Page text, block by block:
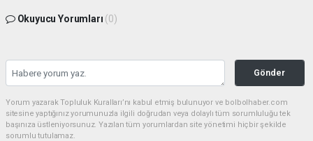
Okuyucu Yorumları (0)
Gönder
Yorum yazarak Topluluk Kuralları’nı kabul etmiş bulunuyor ve bolbolhaber.com
sitesine yaptığınız yorumunuzla ilgili doğrudan veya dolaylı tüm sorumluluğu tek
başınıza üstleniyorsunuz. Yazılan tüm yorumlardan site yönetimi hiçbir şekilde
sorumlu tutulamaz.